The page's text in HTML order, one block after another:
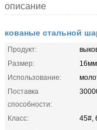
описание
кованые стальной
Продукт:
Размер:
Использование:
Поставка
способности:
Класс:
45#,